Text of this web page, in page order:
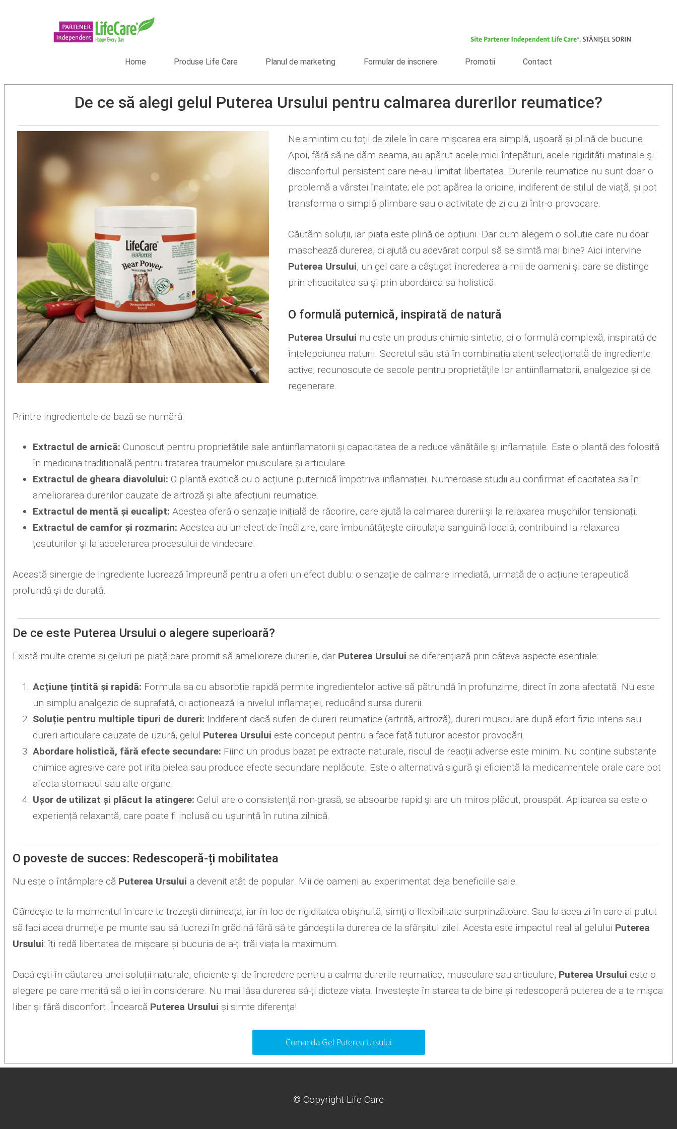
Home Produse Life Care Planul de marketing Formular de inscriere Promotii Contact
De ce să alegi gelul Puterea Ursului pentru calmarea durerilor reumatice?
Ne amintim cu toții de zilele în care mișcarea era simplă, ușoară și plină de bucurie.
Apoi, fără să ne dăm seama, au apărut acele mici înțepături, acele rigidități matinale și
disconfortul persistent care ne-au limitat libertatea. Durerile reumatice nu sunt doar o
problemă a vârstei înaintate; ele pot apărea la oricine, indiferent de stilul de viață, și pot
transforma o simplă plimbare sau o activitate de zi cu zi într-o provocare.
Căutăm soluții, iar piața este plină de opțiuni. Dar cum alegem o soluție care nu doar
maschează durerea, ci ajută cu adevărat corpul să se simtă mai bine? Aici intervine
Puterea Ursului, un gel care a câștigat încrederea a mii de oameni și care se distinge
prin eficacitatea sa și prin abordarea sa holistică.
O formulă puternică, inspirată de natură
Puterea Ursului nu este un produs chimic sintetic, ci o formulă complexă, inspirată de
înțelepciunea naturii. Secretul său stă în combinația atent selecționată de ingrediente
active, recunoscute de secole pentru proprietățile lor antiinflamatorii, analgezice și de
regenerare.
Printre ingredientele de bază se numără:
Extractul de arnică: Cunoscut pentru proprietățile sale antiinflamatorii și capacitatea de a reduce vânătăile și inflamațiile. Este o plantă des folosită
în medicina tradițională pentru tratarea traumelor musculare și articulare.
Extractul de gheara diavolului: O plantă exotică cu o acțiune puternică împotriva inflamației. Numeroase studii au confirmat eficacitatea sa în
ameliorarea durerilor cauzate de artroză și alte afecțiuni reumatice.
Extractul de mentă și eucalipt: Acestea oferă o senzație inițială de răcorire, care ajută la calmarea durerii și la relaxarea mușchilor tensionați.
Extractul de camfor și rozmarin: Acestea au un efect de încălzire, care îmbunătățește circulația sanguină locală, contribuind la relaxarea
țesuturilor și la accelerarea procesului de vindecare.
Această sinergie de ingrediente lucrează împreună pentru a oferi un efect dublu: o senzație de calmare imediată, urmată de o acțiune terapeutică
profundă și de durată.
De ce este Puterea Ursului o alegere superioară?
Există multe creme și geluri pe piață care promit să amelioreze durerile, dar Puterea Ursului se diferențiază prin câteva aspecte esențiale:
Acțiune țintită și rapidă: Formula sa cu absorbție rapidă permite ingredientelor active să pătrundă în profunzime, direct în zona afectată. Nu este
un simplu analgezic de suprafață, ci acționează la nivelul inflamației, reducând sursa durerii.
Soluție pentru multiple tipuri de dureri: Indiferent dacă suferi de dureri reumatice (artrită, artroză), dureri musculare după efort fizic intens sau
dureri articulare cauzate de uzură, gelul Puterea Ursului este conceput pentru a face față tuturor acestor provocări.
Abordare holistică, fără efecte secundare: Fiind un produs bazat pe extracte naturale, riscul de reacții adverse este minim. Nu conține substanțe
chimice agresive care pot irita pielea sau produce efecte secundare neplăcute. Este o alternativă sigură și eficientă la medicamentele orale care pot
afecta stomacul sau alte organe.
Ușor de utilizat și plăcut la atingere: Gelul are o consistență non-grasă, se absoarbe rapid și are un miros plăcut, proaspăt. Aplicarea sa este o
experiență relaxantă, care poate fi inclusă cu ușurință în rutina zilnică.
O poveste de succes: Redescoperă-ți mobilitatea
Nu este o întâmplare că Puterea Ursului a devenit atât de popular. Mii de oameni au experimentat deja beneficiile sale.
Gândește-te la momentul în care te trezești dimineața, iar în loc de rigiditatea obișnuită, simți o flexibilitate surprinzătoare. Sau la acea zi în care ai putut
să faci acea drumeție pe munte sau să lucrezi în grădină fără să te gândești la durerea de la sfârșitul zilei. Acesta este impactul real al gelului Puterea
Ursului: îți redă libertatea de mișcare și bucuria de a-ți trăi viața la maximum.
Dacă ești în căutarea unei soluții naturale, eficiente și de încredere pentru a calma durerile reumatice, musculare sau articulare, Puterea Ursului este o
alegere pe care merită să o iei în considerare. Nu mai lăsa durerea să-ți dicteze viața. Investește în starea ta de bine și redescoperă puterea de a te mișca
liber și fără disconfort. Încearcă Puterea Ursului și simte diferența!
Comanda Gel Puterea Ursului
© Copyright Life Care